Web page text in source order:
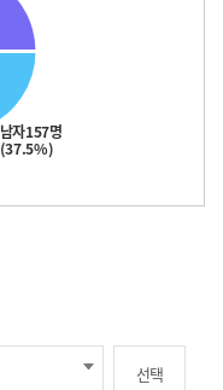
남자157명
(37.5%)
선택